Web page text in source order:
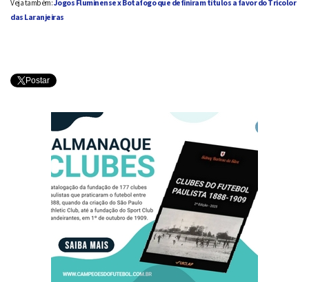
Veja também:Jogos Fluminense x Botafogo que definiram títulos a favor do Tricolor
das Laranjeiras
Postar